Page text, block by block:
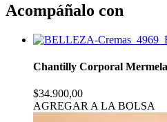
Acompáñalo con
Chantilly Corporal
$34.900,00
AGREGAR A LA BOLSA